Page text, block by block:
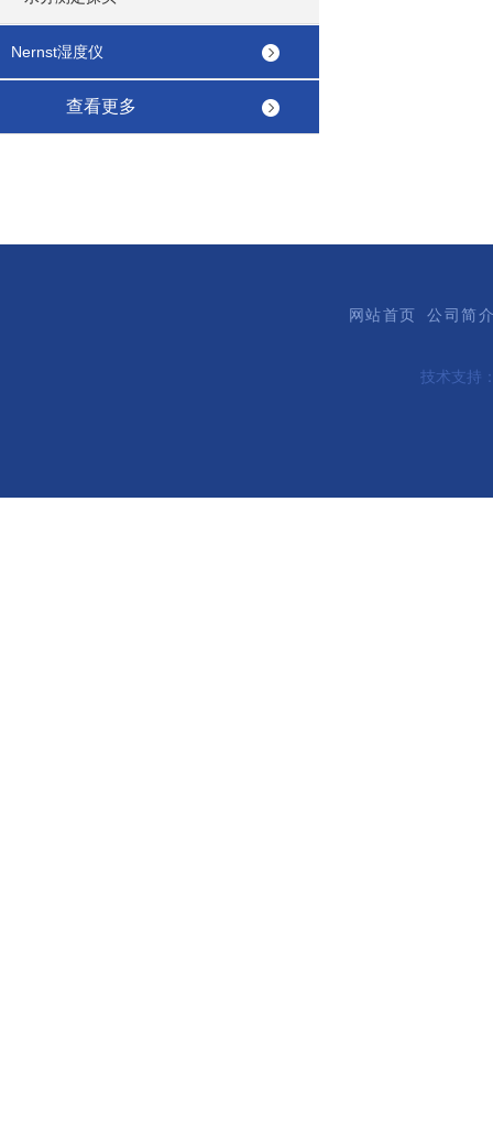
Nernst湿度仪
查看更多
网站首页 公司简
技术支持